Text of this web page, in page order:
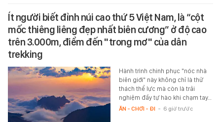
Ít người biết đỉnh núi cao thứ 5 Việt Nam, là “cột
mốc thiêng liêng đẹp nhất biên cương” ở độ cao
trên 3.000m, điểm đến "trong mơ" của dân
trekking
Hành trình chinh phục "nóc nhà
biên giới" này không chỉ là thử
thách thể lực mà còn là trải
nghiệm đầy tự hào khi chạm tay…
ĂN - CHƠI - ĐI - 6 giờ trước